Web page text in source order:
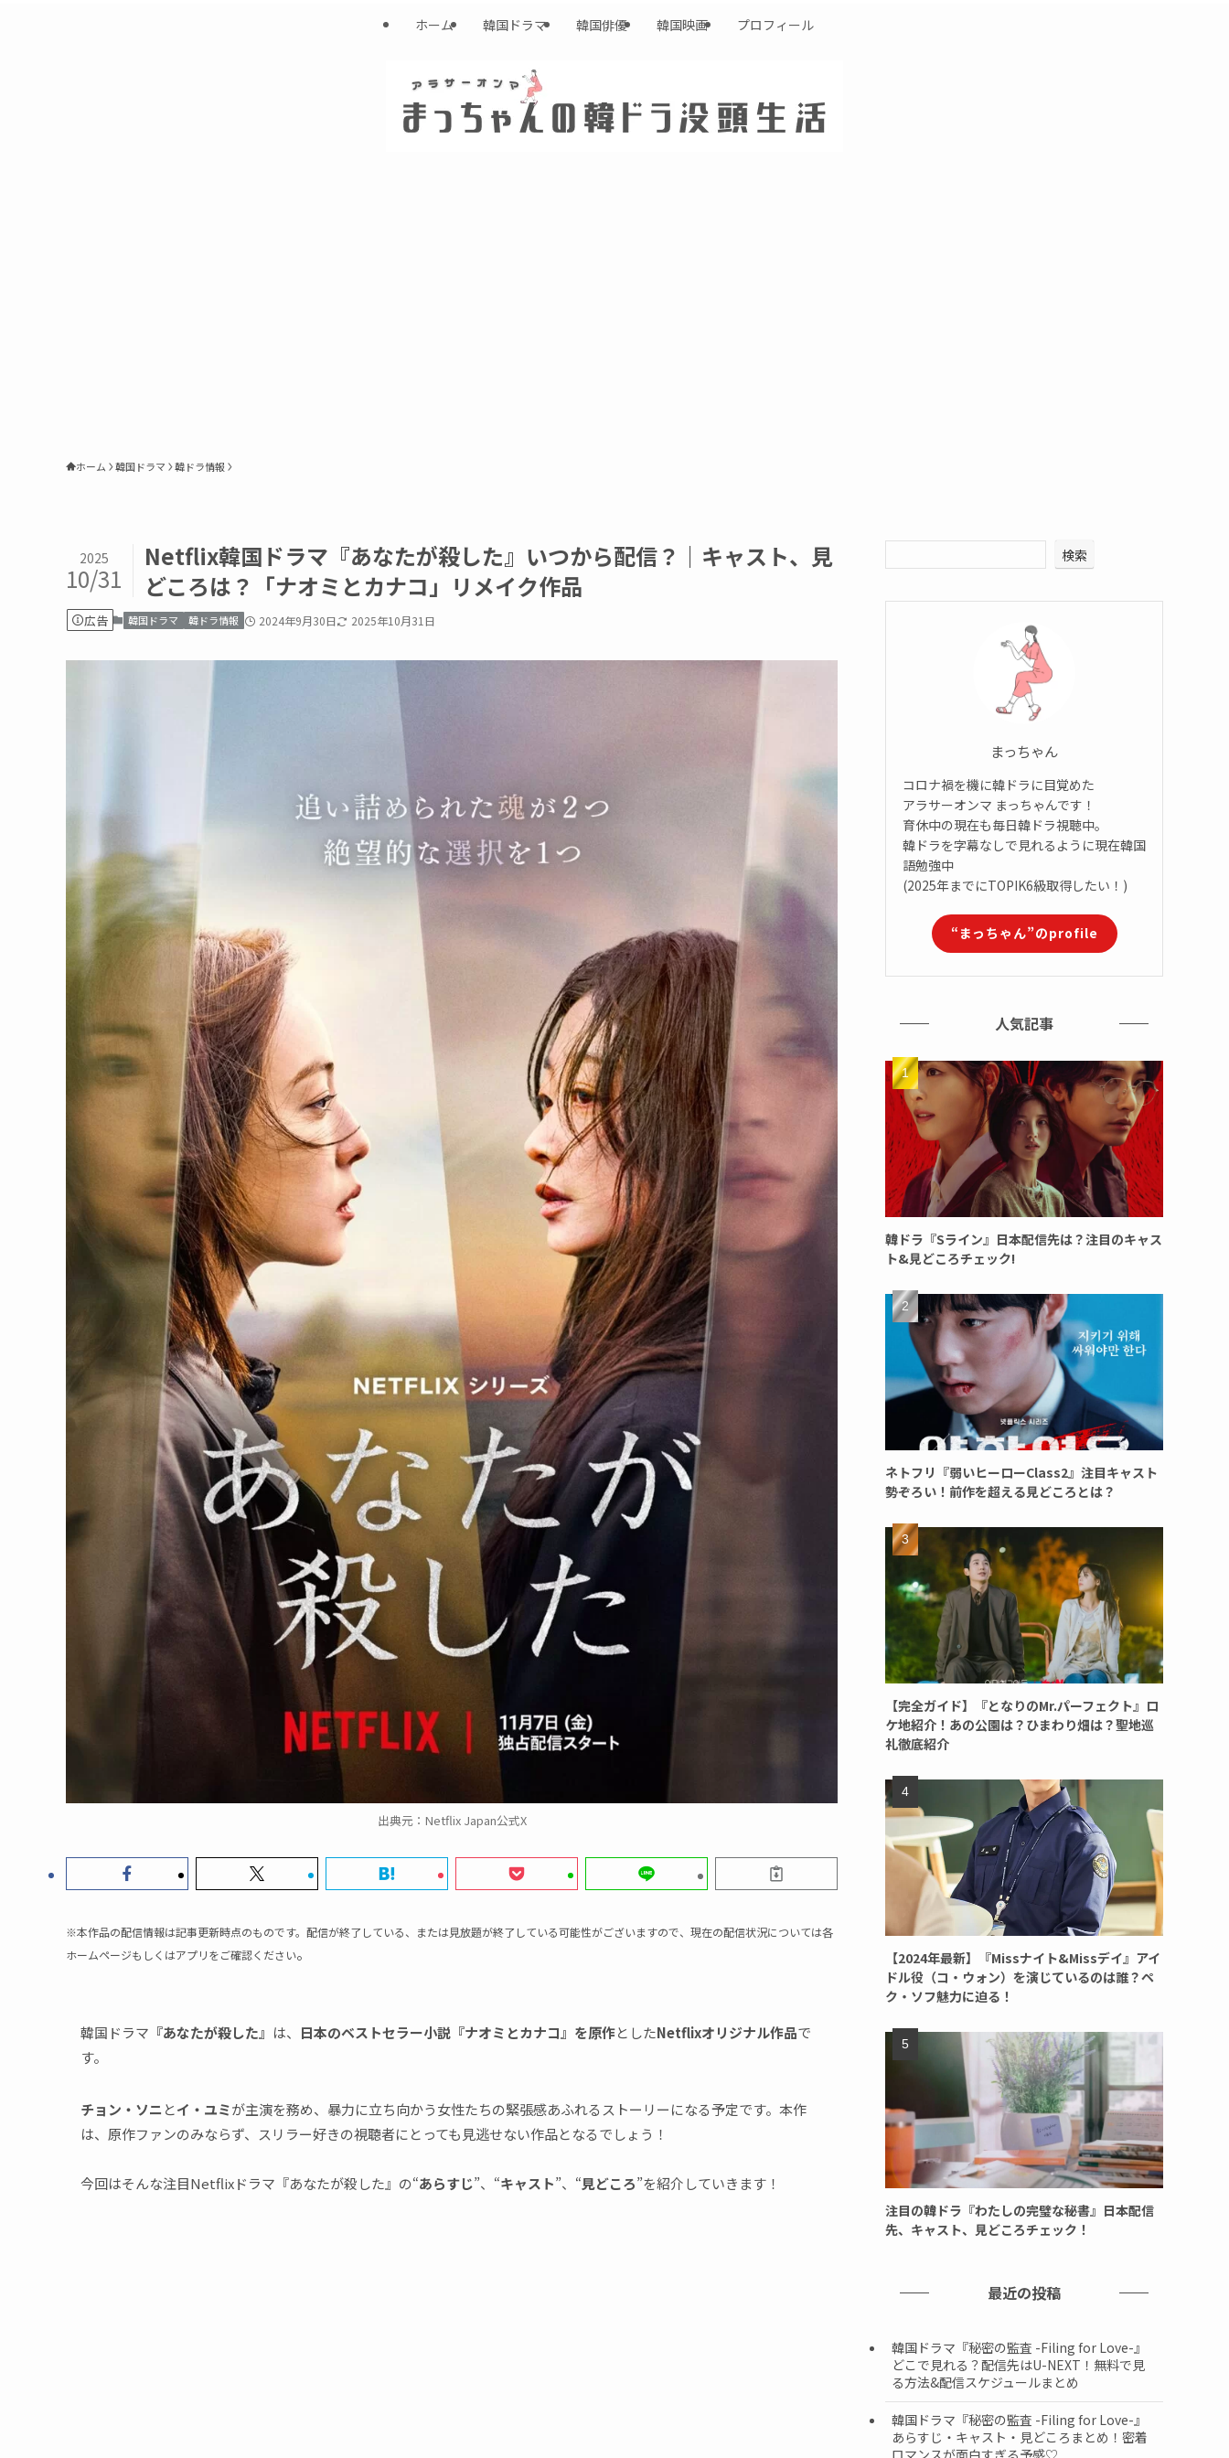
ホーム 韓国ドラマ 韓国俳優 韓国映画 プロフィール
ホーム 韓国ドラマ 韓ドラ情報
Netflix韓国ドラマ『あなたが殺した』いつから配信？｜キャスト、見
どころは？「ナオミとカナコ」リメイク作品
2025
10/31
広告 韓国ドラマ 韓ドラ情報 2024年9月30日 2025年10月31日
出典元：Netflix Japan公式X
※本作品の配信情報は記事更新時点のものです。配信が終了している、または見放題が終了している可能性がございますので、現在の配信状況については各
ホームページもしくはアプリをご確認ください。
韓国ドラマ 『あなたが殺した』 は、 日本のベストセラー小説『ナオミとカナコ』を原作としたNetflixオリジナル作品で
す。
チョン・ソニ とイ・ユミが主演を務め、暴力に立ち向かう女性たちの緊張感あふれるストーリーになる予定です。本作
は、原作ファンのみならず、スリラー好きの視聴者にとっても見逃せない作品となるでしょう！
今回はそんな注目Netflixドラマ『あなたが殺した』の“あらすじ”、“キャスト”、“見どころ”を紹介していきます！
検索
まっちゃん
コロナ禍を機に韓ドラに目覚めた
アラサーオンマ まっちゃんです！
育休中の現在も毎日韓ドラ視聴中。
韓ドラを字幕なしで見れるように現在韓国
語勉強中
(2025年までにTOPIK6級取得したい！)
“まっちゃん”のprofile
人気記事
韓ドラ『Sライン』日本配信先は？注目のキャス
ト&見どころチェック!
ネトフリ『弱いヒーローClass2』注目キャスト
勢ぞろい！前作を超える見どころとは？
【完全ガイド】『となりのMr.パーフェクト』ロ
ケ地紹介！あの公園は？ひまわり畑は？聖地巡
礼徹底紹介
【2024年最新】『Missナイト&Missデイ』アイ
ドル役（コ・ウォン）を演じているのは誰？ペ
ク・ソフ魅力に迫る！
注目の韓ドラ『わたしの完璧な秘書』日本配信
先、キャスト、見どころチェック！
最近の投稿
韓国ドラマ『秘密の監査 -Filing for Love-』
どこで見れる？配信先はU-NEXT！無料で見
る方法&配信スケジュールまとめ
韓国ドラマ『秘密の監査 -Filing for Love-』
あらすじ・キャスト・見どころまとめ！密着